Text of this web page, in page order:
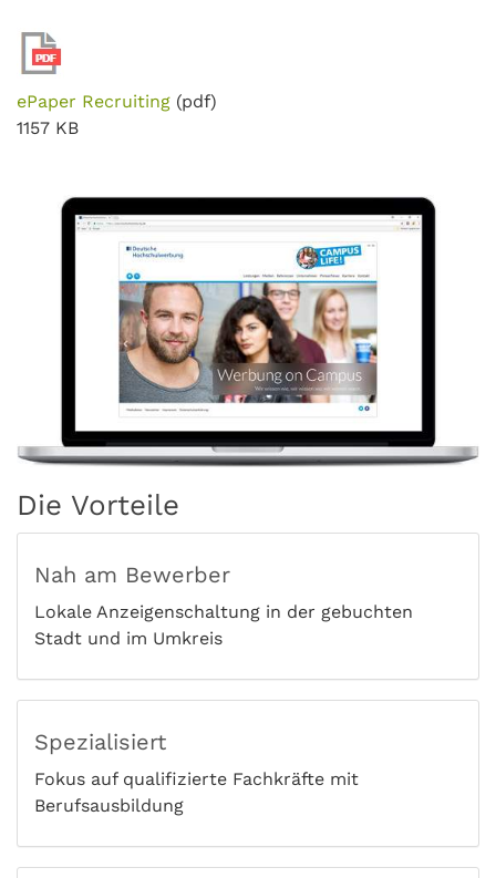
ePaper Recruiting (pdf)
1157 KB
Die Vorteile
Nah am Bewerber
Lokale Anzeigenschaltung in der gebuchten
Stadt und im Umkreis
Spezialisiert
Fokus auf qualifizierte Fachkräfte mit
Berufsausbildung